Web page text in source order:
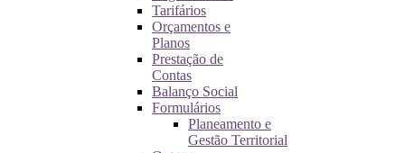
Tarifários
Orçamentos e
Planos
Prestação de
Contas
Balanço Social
Formulários
Planeamento e
Gestão Territorial